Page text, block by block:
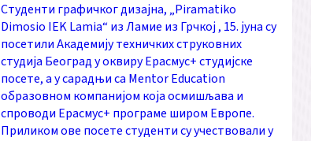
Студенти графичког дизајна, „Piramatiko
Dimosio IEK Lamia“ из Ламие из Грчкој , 15. јуна су
посетили Академију техничких струковних
студија Београд у оквиру Ерасмус+ студијске
посете, а у сарадњи са Mentor Education
образовном компанијом која осмишљава и
спроводи Ерасмус+ програме широм Европе.
Приликом ове посете студенти су учествовали у